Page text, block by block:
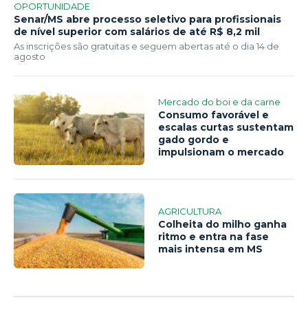
OPORTUNIDADE
Senar/MS abre processo seletivo para profissionais
de nível superior com salários de até R$ 8,2 mil
As inscrições são gratuitas e seguem abertas até o dia 14 de
agosto
Mercado do boi e da carne
Consumo favorável e
escalas curtas sustentam
gado gordo e
impulsionam o mercado
AGRICULTURA
Colheita do milho ganha
ritmo e entra na fase
mais intensa em MS